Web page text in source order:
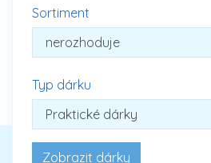
Sortiment
Typ dárku